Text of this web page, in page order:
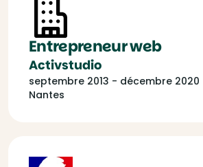
Entrepreneur web
Activstudio
septembre 2013 - décembre 2020
Nantes